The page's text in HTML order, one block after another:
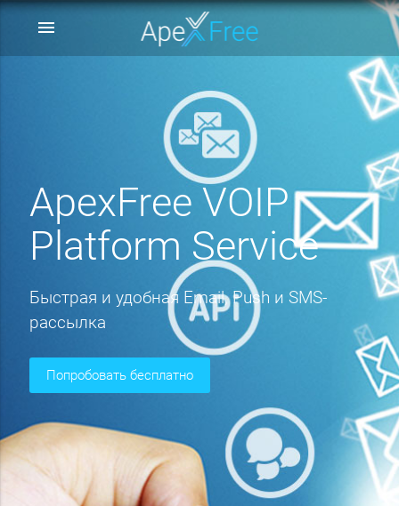
menu
ApexFree VOIP
Platform Service
Быстрая и удобная Email, Push и SMS-
рассылка
попробовать бесплатно